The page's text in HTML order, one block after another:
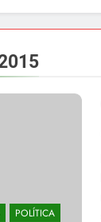
POLÍTICA